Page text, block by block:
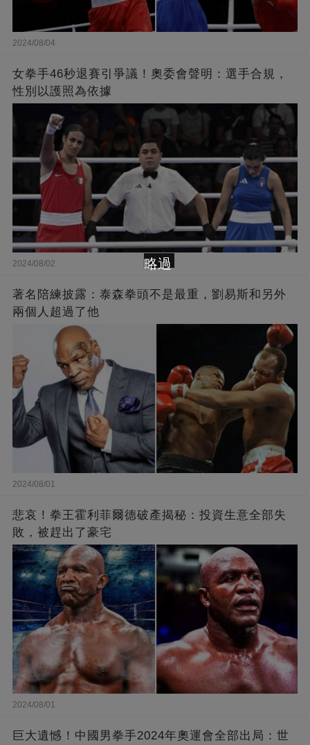
2024/08/04
女拳手46秒退賽引爭議！奧委會聲明：選手合規，
性別以護照為依據
2024/08/02
著名陪練披露：泰森拳頭不是最重，劉易斯和另外
兩個人超過了他
2024/08/01
悲哀！拳王霍利菲爾德破產揭秘：投資生意全部失
敗，被趕出了豪宅
2024/08/01
巨大遺憾！中國男拳手2024年奧運會全部出局：世
略過